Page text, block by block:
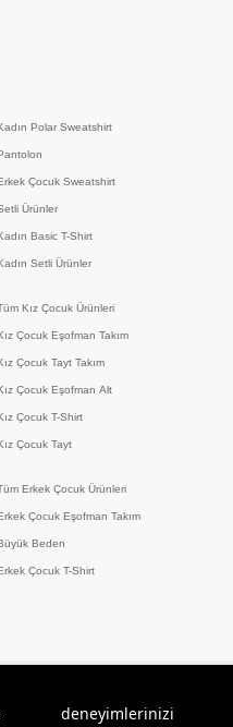
deneyimlerinizi
Polar Sweatshirt
Çocuk Sweatshirt
Ürünler
Basic T-Shirt
Setli Ürünler
Kız Çocuk Ürünleri
Çocuk Eşofman Takım
Çocuk Tayt Takım
Çocuk Eşofman Alt
Çocuk T-Shirt
Çocuk Tayt
Erkek Çocuk Ürünleri
Çocuk Eşofman Takım
Beden
Çocuk T-Shirt